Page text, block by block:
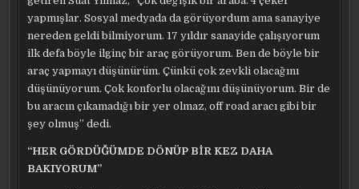
yapmışlar. Sosyal medyada da görüyordum ama sanayiye
nereden geldi bilmiyorum. 17 yıldır sanayide çalışıyorum
ilk defa böyle ilginç bir araç görüyorum. Ben de böyle bir
araç yapmayı düşünürüm. Çünkü çok zevkli olacağını
düşünüyorum. Çok konforlu olacağını düşünüyorum. Bir de
bu aracın çıkamadığı bir yer olmaz, off road aracı gibi bir
şey olmuş” dedi.
“HER GÖRDÜĞÜMDE DÖNÜP BİR KEZ DAHA
BAKIYORUM”